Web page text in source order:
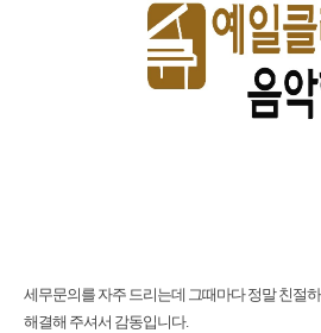
세무문의를 자주 드리는데 그때마다 정말 친절
해결해 주셔서 감동입니다.